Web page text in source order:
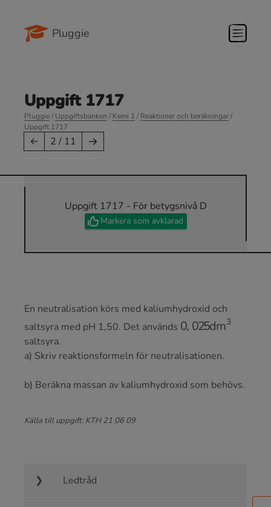
Pluggie
Uppgift 1717
Pluggie/Uppgiftsbanken /Kemi 1 /Reaktioner och beräkningar/
Uppgift 1717
← 2 / 11 →
Uppgift 1717 - För betygsnivå D
Markera som avklarad
En neutralisation körs med kaliumhydroxid och
saltsyra med pH 1,50. Det används
0 025 dm3
saltsyra.
a) Skriv reaktionsformeln för neutralisationen.
b) Beräkna massan av kaliumhydroxid som behövs.
Källa till uppgift: KTH 21 06 09
Ledtråd